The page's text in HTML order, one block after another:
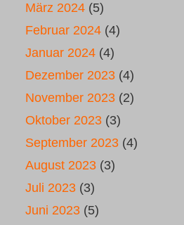
März 2024 (5)
Februar 2024 (4)
Januar 2024 (4)
Dezember 2023 (4)
November 2023 (2)
Oktober 2023 (3)
September 2023 (4)
August 2023 (3)
Juli 2023 (3)
Juni 2023 (5)